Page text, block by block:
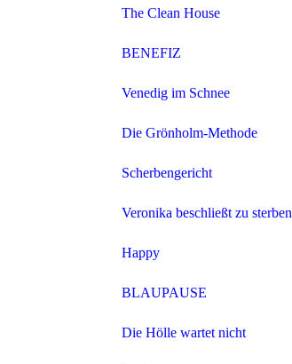
The Clean House
BENEFIZ
Venedig im Schnee
Die Grönholm-Methode
Scherbengericht
Veronika beschließt zu sterben
Happy
BLAUPAUSE
Die Hölle wartet nicht